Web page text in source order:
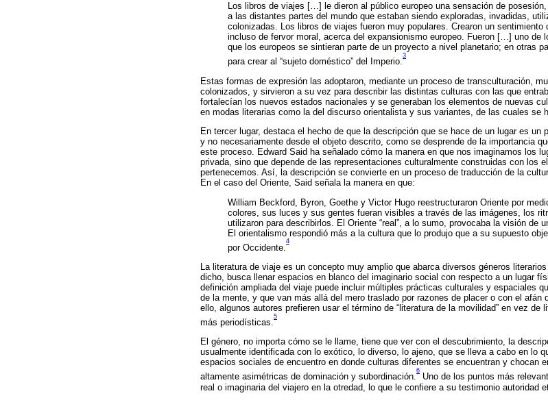
Los libros de viajes […] le dieron al público europeo una sensación de
a las distantes partes del mundo que estaban siendo exploradas, invadidas,
colonizadas. Los libros de viajes fueron muy populares. Crearon un
incluso de fervor moral, acerca del expansionismo europeo. Fueron […] uno de
que los europeos se sintieran parte de un proyecto a nivel planetario; en otras
para crear al “sujeto doméstico” del Imperio.
3
Estas formas de expresión las adoptaron, mediante un proceso de transculturación,
colonizados, y sirvieron a su vez para describir las distintas culturas con las que
fortalecían los nuevos estados nacionales y se generaban los elementos de nuevas
en modas literarias como la del discurso orientalista y sus variantes, de las cuales se
En tercer lugar, destaca el hecho de que la descripción que se hace de un lugar es un
y no necesariamente desde el objeto descrito, como se desprende de la importancia
este proceso. Edward Said ha señalado cómo la manera en que nos imaginamos los
privada, sino que depende de las representaciones culturalmente construidas con los
pertenecemos. Así, la descripción se convierte en un proceso de traducción de la
En el caso del Oriente, Said señala la manera en que:
William Beckford, Byron, Goethe y Victor Hugo reestructuraron Oriente por
colores, sus luces y sus gentes fueran visibles a través de las imágenes, los
utilizaron para describirlos. El Oriente “real”, a lo sumo, provocaba la visión de
El orientalismo respondió más a la cultura que lo produjo que a su supuesto
por Occidente.
4
La literatura de viaje es un concepto muy amplio que abarca diversos géneros
dicho, busca llenar espacios en blanco del imaginario social con respecto a un lugar
definición ampliada del viaje puede incluir múltiples prácticas culturales y espaciales
de la mente, y que van más allá del mero traslado por razones de placer o con el afán
ello, algunos autores prefieren usar el término de “literatura de la movilidad” en vez de
más periodísticas.
5
El género, no importa cómo se le llame, tiene que ver con el descubrimiento, la
usualmente identificada con lo exótico, lo diverso, lo ajeno, que se lleva a cabo en lo
espacios sociales de encuentro en donde culturas diferentes se encuentran y chocan
altamente asimétricas de dominación y subordinación.
6
Uno de los puntos más
real o imaginaria del viajero en la otredad, lo que le confiere a su testimonio autoridad